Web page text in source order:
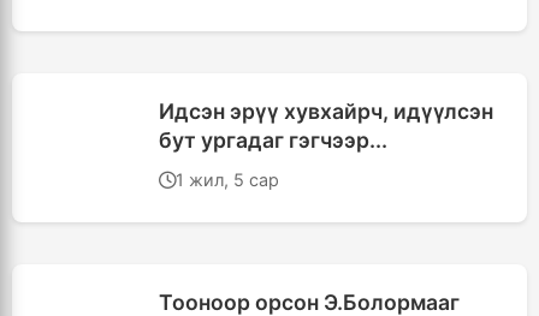
Идсэн эрүү хувхайрч, идүүлсэн
бут ургадаг гэгчээр...
1 жил, 5 сар
Тооноор орсон Э.Болормааг